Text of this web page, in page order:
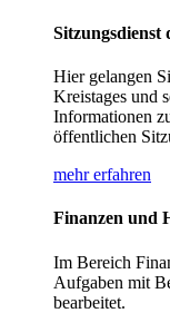
Sitzungsdienst
Hier gelangen
Kreistages und
Informationen
öffentlichen
mehr erfahren
Finanzen und
Im Bereich
Aufgaben mit
bearbeitet.